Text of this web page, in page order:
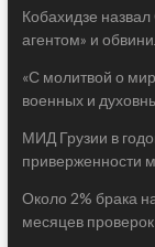
Кобахидзе
агентом» и
«С молитвой о
военных и
МИД Грузии в
приверженности
Около 2% брака
месяцев